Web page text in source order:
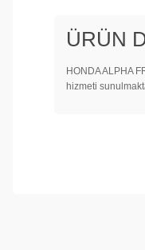
ÜRÜN
HONDA ALPHA
hizmeti